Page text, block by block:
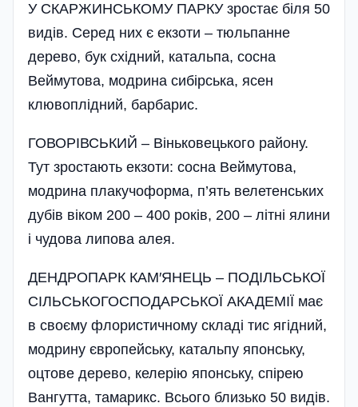
У СКАРЖИНСЬКОМУ ПАРКУ зростає біля 50
видів. Серед них є екзоти – тюльпанне
дерево, бук східний, катальпа, сосна
Веймутова, модрина сибірська, ясен
клювоплідний, барбарис.
ГОВОРІВСЬКИЙ – Віньковецького району.
Тут зростають екзоти: сосна Веймутова,
модрина плакучоформа, п’ять велетенських
дубів віком 200 – 400 років, 200 – літні ялини
і чудова липова алея.
ДЕНДРОПАРК КАМ′ЯНЕЦЬ – ПОДІЛЬСЬКОЇ
СІЛЬСЬКОГОСПОДАРСЬКОЇ АКАДЕМІЇ має
в своєму флористичному складі тис ягідний,
модрину європейську, катальпу японську,
оцтове дерево, келерію японську, спірею
Вангутта, тамарикс. Всього близько 50 видів.